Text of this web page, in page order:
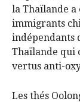
la Thaïlande a
immigrants
indépendants
Thaïlande qui
vertus anti-
Les thés